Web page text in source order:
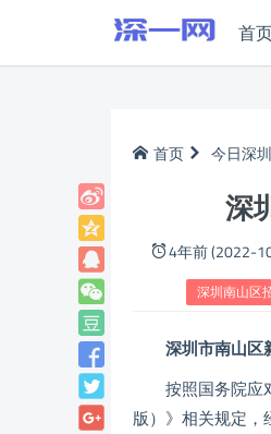
首
首页 今日深圳
深
4年前 (2022-
深圳南山区
深圳市南山区
按照国务院应对
版）》相关规定，